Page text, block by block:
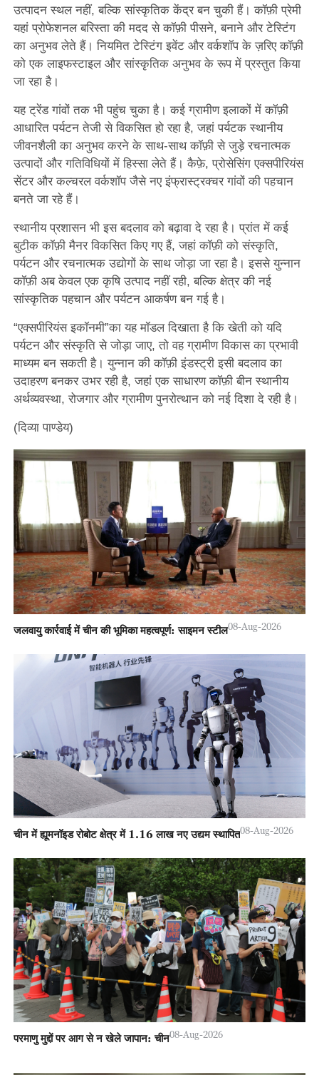
उत्पादन स्थल नहीं, बल्कि सांस्कृतिक केंद्र बन चुकी हैं। कॉफ़ी प्रेमी
यहां प्रोफेशनल बरिस्ता की मदद से कॉफ़ी पीसने, बनाने और टेस्टिंग
का अनुभव लेते हैं। नियमित टेस्टिंग इवेंट और वर्कशॉप के ज़रिए कॉफ़ी
को एक लाइफस्टाइल और सांस्कृतिक अनुभव के रूप में प्रस्तुत किया
जा रहा है।
यह ट्रेंड गांवों तक भी पहुंच चुका है। कई ग्रामीण इलाकों में कॉफ़ी
आधारित पर्यटन तेजी से विकसित हो रहा है, जहां पर्यटक स्थानीय
जीवनशैली का अनुभव करने के साथ-साथ कॉफ़ी से जुड़े रचनात्मक
उत्पादों और गतिविधियों में हिस्सा लेते हैं। कैफ़े, प्रोसेसिंग एक्सपीरियंस
सेंटर और कल्चरल वर्कशॉप जैसे नए इंफ्रास्ट्रक्चर गांवों की पहचान
बनते जा रहे हैं।
स्थानीय प्रशासन भी इस बदलाव को बढ़ावा दे रहा है। प्रांत में कई
बुटीक कॉफ़ी मैनर विकसित किए गए हैं, जहां कॉफ़ी को संस्कृति,
पर्यटन और रचनात्मक उद्योगों के साथ जोड़ा जा रहा है। इससे युन्नान
कॉफ़ी अब केवल एक कृषि उत्पाद नहीं रही, बल्कि क्षेत्र की नई
सांस्कृतिक पहचान और पर्यटन आकर्षण बन गई है।
“एक्सपीरियंस इकॉनमी”का यह मॉडल दिखाता है कि खेती को यदि
पर्यटन और संस्कृति से जोड़ा जाए, तो वह ग्रामीण विकास का प्रभावी
माध्यम बन सकती है। युन्नान की कॉफ़ी इंडस्ट्री इसी बदलाव का
उदाहरण बनकर उभर रही है, जहां एक साधारण कॉफ़ी बीन स्थानीय
अर्थव्यवस्था, रोजगार और ग्रामीण पुनरोत्थान को नई दिशा दे रही है।
(दिव्या पाण्डेय)
जलवायु कार्रवाई में चीन की भूमिका महत्वपूर्ण: साइमन स्टील08-Aug-2026
चीन में ह्यूमनॉइड रोबोट क्षेत्र में 1.16 लाख नए उद्यम स्थापित08-Aug-2026
परमाणु मुद्दों पर आग से न खेले जापान: चीन08-Aug-2026